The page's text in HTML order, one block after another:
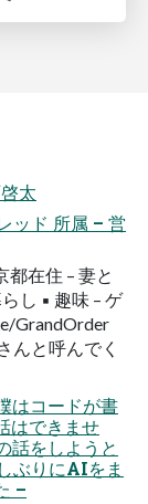
太
ッド 所属 – 営
在住 – 妻と
し ▪ 趣味 – ゲ
GrandOrder
んと呼んでく
はコードが書
はできませ
話をしようと
ぶりにAIをま
–